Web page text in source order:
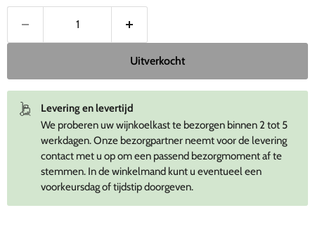
Uitverkocht
Levering en levertijd
We proberen uw wijnkoelkast te bezorgen binnen 2 tot 5
werkdagen. Onze bezorgpartner neemt voor de levering
contact met u op om een passend bezorgmoment af te
stemmen. In de winkelmand kunt u eventueel een
voorkeursdag of tijdstip doorgeven.